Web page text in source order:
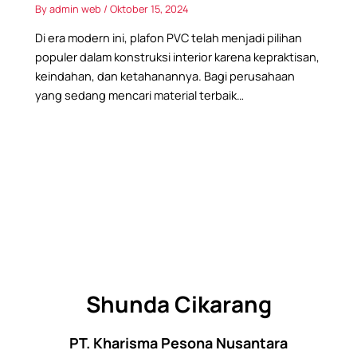
Byadmin web/Oktober 15, 2024
Di era modern ini, plafon PVC telah menjadi pilihan
populer dalam konstruksi interior karena kepraktisan,
keindahan, dan ketahanannya. Bagi perusahaan
yang sedang mencari material terbaik…
Shunda Cikarang
PT. Kharisma Pesona Nusantara